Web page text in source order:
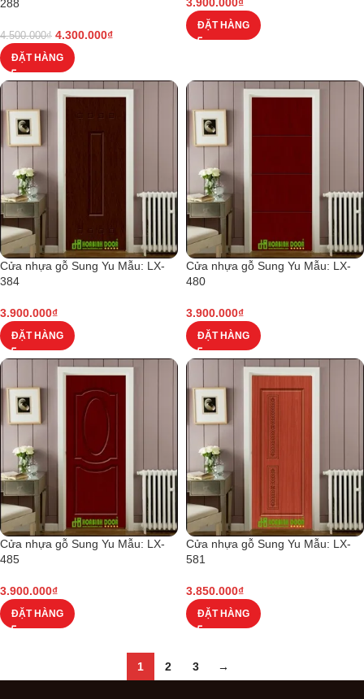
288
4.500.000₫ 4.300.000₫
ĐẶT HÀNG
ĐẶT HÀNG
Cửa nhựa gỗ Sung Yu Mẫu: LX-
384
3.900.000₫
ĐẶT HÀNG
Cửa nhựa gỗ Sung Yu Mẫu: LX-
480
3.900.000₫
ĐẶT HÀNG
Cửa nhựa gỗ Sung Yu Mẫu: LX-
485
3.900.000₫
ĐẶT HÀNG
Cửa nhựa gỗ Sung Yu Mẫu: LX-
581
3.850.000₫
ĐẶT HÀNG
1 2 3 →